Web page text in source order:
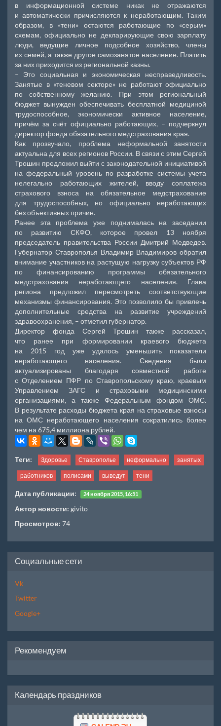
в информационной системе никак не отражаются
и автоматически причисляются к неработающим. Таким
образом, в «тени» остаются работающие по «серым»
схемам, официально не декларирующие свою зарплату
люди, ведущие личное подсобное хозяйство, члены
их семей, а также другое самозанятое население. Платить
за них приходится из региональной казны.
– Это социальная и экономическая несправедливость.
Занятые в «теневом секторе» не работают официально
по собственному желанию. При этом региональный
бюджет вынужден обеспечивать бесплатной медициной
трудоспособное, экономически активное население,
причём за счёт официально работающих, – подчеркнул
директор фонда обязательного медстрахования края.
Как прозвучало, проблема неформальной занятости
актуальна для всех регионов России. В связи с этим Сергей
Трошин предложил выйти с законодательной инициативой
на федеральный уровень по разработке системы учета
нелегально работающих жителей, вводу соплатежа
страхового взноса на обязательное медстрахование
для трудоспособных, но официально неработающих
без объективных причин.
Ранее эта проблема уже поднималась на заседании
по развитию СКФО, которое провел 13 ноября
председатель правительства России Дмитрий Медведев.
Губернатор Ставрополья Владимир Владимиров обратил
внимание участников на растущую нагрузку субъектов РФ
по финансированию программы обязательного
медстрахования неработающего населения. Глава
региона предложил пересмотреть соответствующие
механизмы финансирования. Это позволило бы привлечь
дополнительные средства на развитие учреждений
здравоохранения, – отметил губернатор.
Директор фонда Сергей Трошин также рассказал,
что ранее при формировании краевого бюджета
на 2015 год уже удалось уменьшить показатели
неработающего населения. Сведения были
актуализированы благодаря совместной работе
с Отделением ПФР по Ставропольскому краю, краевым
Управлением ЗАГС и страховыми медицинскими
организациями, а также Федеральным фондом ОМС.
В результате расходы бюджета края на страховые взносы
на ОМС неработающего населения сократились более
чем на 675,4 миллиона рублей.
Теги: Здоровье Ставрополье неформально занятых
работников полисами выведут тени
Дата публикации: 24 ноября 2015, 16:51
Автор новости: givito
Просмотров: 74
Социальные сети
Vk
Twitter
Google+
Рекомендуем
Календарь праздников